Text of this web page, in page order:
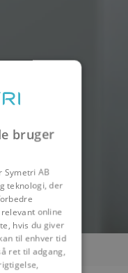
bruger
Symetri AB
teknologi, der
online
hvis du giver
til enhver tid
ret til adgang,